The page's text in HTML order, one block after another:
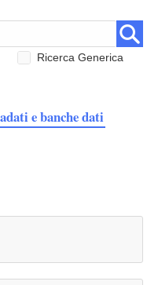
Ricerca Generica
e banche dati